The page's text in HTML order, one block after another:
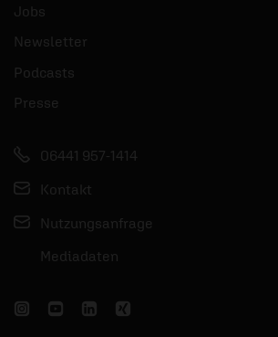
Jobs
Newsletter
Podcasts
Presse
06441 957-1414
Kontakt
Nutzungsanfrage
Mediadaten